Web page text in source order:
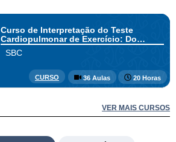
Curso de Interpretação do Teste
Cardiopulmonar de Exercício: Do
básico ao avançado
SBC
CURSO 36 Aulas 20 Horas
VER MAIS CURSOS